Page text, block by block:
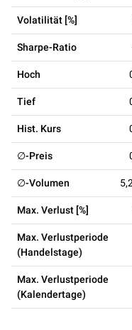
Volatilität [%]
Sharpe-Ratio
Hoch
Tief
Hist. Kurs
∅-Preis
∅-Volumen
Max. Verlust [%]
Max. Verlustperiode
(Handelstage)
Max. Verlustperiode
(Kalendertage)